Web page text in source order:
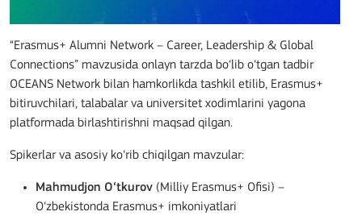
“Erasmus+ Alumni Network – Career, Leadership & Global
Connections” mavzusida onlayn tarzda bo‘lib o‘tgan tadbir
OCEANS Network bilan hamkorlikda tashkil etilib, Erasmus+
bitiruvchilari, talabalar va universitet xodimlarini yagona
platformada birlashtirishni maqsad qilgan.
Spikerlar va asosiy ko‘rib chiqilgan mavzular:
Mahmudjon O‘tkurov (Milliy Erasmus+ Ofisi) –
O‘zbekistonda Erasmus+ imkoniyatlari